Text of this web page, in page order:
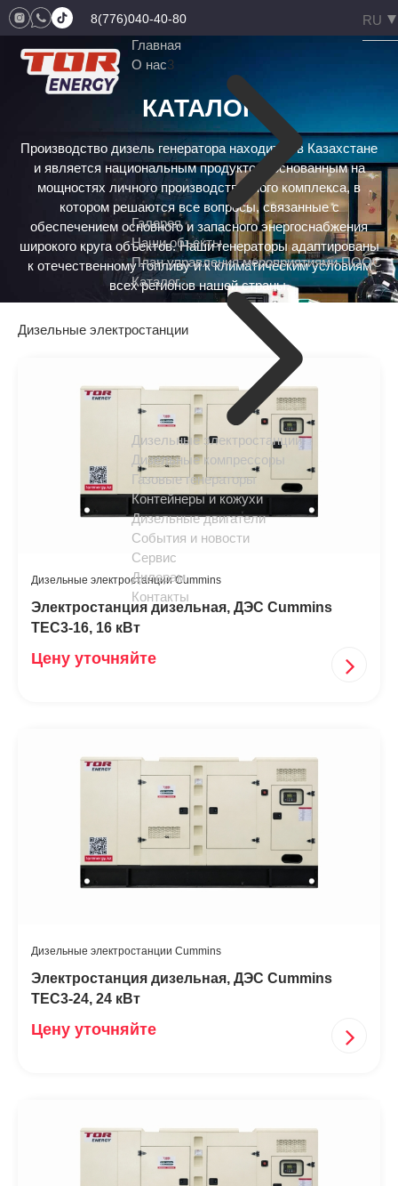
8(776)040-40-80
Главная
О нас3
Галерея
Наши объекты
План управления мероприятиями ПООС
Каталог5
Дизельные электростанции
Дизельные компрессоры
Газовые генераторы
Контейнеры и кожухи
Дизельные двигатели
События и новости
Сервис
Дилерам
Контакты
КАТАЛОГ
Производство дизель генератора находится в Казахстане
и является национальным продуктом, основанным на
мощностях личного производственного комплекса, в
котором решаются все вопросы, связанные с
обеспечением основного и запасного энергоснабжения
широкого круга объектов. Наши генераторы адаптированы
к отечественному топливу и к климатическим условиям
всех регионов нашей страны.
Дизельные электростанции
Дизельные электростанции Cummins
Электростанция дизельная, ДЭС Cummins
TEC3-16, 16 кВт
Цену уточняйте
Дизельные электростанции Cummins
Электростанция дизельная, ДЭС Cummins
TEC3-24, 24 кВт
Цену уточняйте